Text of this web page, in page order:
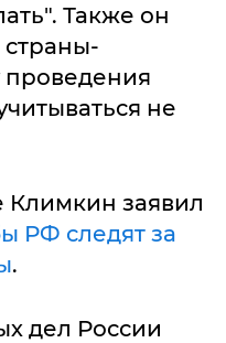
Также он
проведения
не
заявил
РФ следят за
.
дел России